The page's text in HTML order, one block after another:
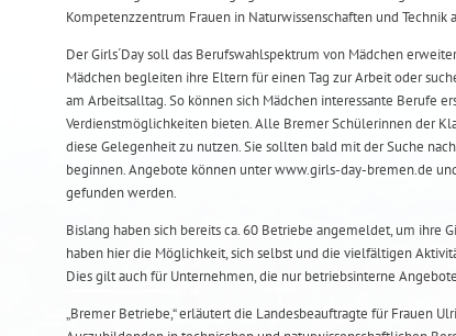
Kompetenzzentrum Frauen in Naturwissenschaften und Technik
Der Girls´Day soll das Berufswahlspektrum von Mädchen
Mädchen begleiten ihre Eltern für einen Tag zur Arbeit oder
am Arbeitsalltag. So können sich Mädchen interessante Berufe
Verdienstmöglichkeiten bieten. Alle Bremer Schülerinnen der
diese Gelegenheit zu nutzen. Sie sollten bald mit der Suche
beginnen. Angebote können unter www.girls-day-bremen.de
gefunden werden.
Bislang haben sich bereits ca. 60 Betriebe angemeldet, um ihre
haben hier die Möglichkeit, sich selbst und die vielfältigen
Dies gilt auch für Unternehmen, die nur betriebsinterne
„Bremer Betriebe,“ erläutert die Landesbeauftragte für Frauen